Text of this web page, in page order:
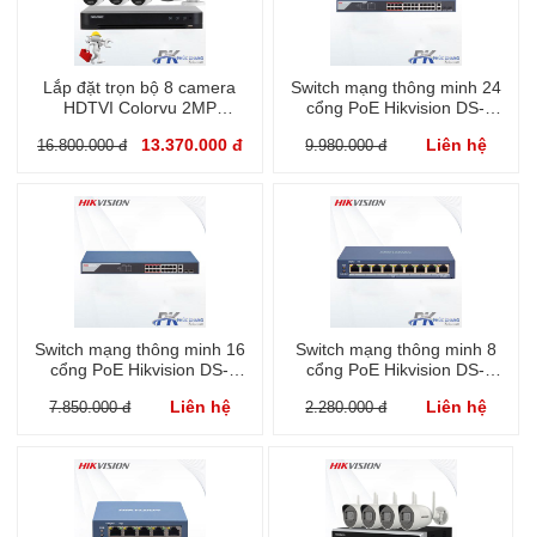
Lắp đặt trọn bộ 8 camera
HDTVI Colorvu 2MP
16.800.000 đ 13.370.000 đ
Switch mạng thông minh 24
cổng PoE Hikvision DS-
9.980.000 đ Liên hệ
Switch mạng thông minh 16
cổng PoE Hikvision DS-
7.850.000 đ Liên hệ
Switch mạng thông minh 8
cổng PoE Hikvision DS-
2.280.000 đ Liên hệ